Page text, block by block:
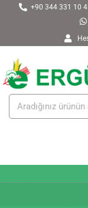
+90 344 331 10